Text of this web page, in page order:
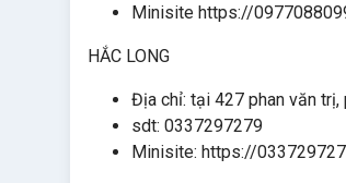
Minisite https://
HẮC LONG
Địa chỉ: tại 427 phan văn
sdt: 0337297279
Minisite: https://